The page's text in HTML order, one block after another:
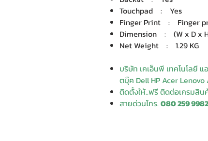
Touchpad : Yes
Finger Print : Finger
Dimension : (W x D x H)
Net Weight : 1.29 KG
บริษัท เคเอ็นพี เทคโนโลยี
ตบุ๊ค Dell HP Acer
ติดตั้งให้..ฟรี ติดต่อเครมสิ
สายด่วนโทร.080 259